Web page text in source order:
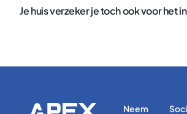
Je huis verzeker je toch ook voor het
Neem